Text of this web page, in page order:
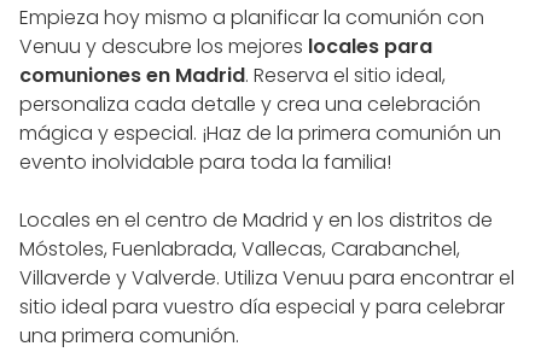
Empieza hoy mismo a planificar la comunión con
Venuu y descubre los mejores locales para
comuniones en Madrid. Reserva el sitio ideal,
personaliza cada detalle y crea una celebración
mágica y especial. ¡Haz de la primera comunión un
evento inolvidable para toda la familia!
Locales en el centro de Madrid y en los distritos de
Móstoles, Fuenlabrada, Vallecas, Carabanchel,
Villaverde y Valverde. Utiliza Venuu para encontrar el
sitio ideal para vuestro día especial y para celebrar
una primera comunión.